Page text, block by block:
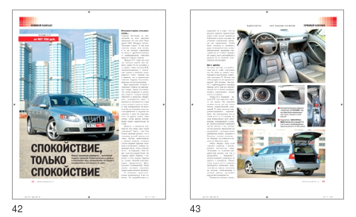
42 43